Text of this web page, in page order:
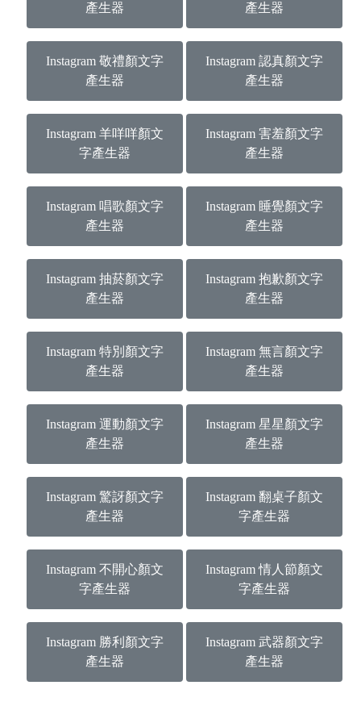
產生器
產生器
Instagram 敬禮顏文字
產生器
Instagram 認真顏文字
產生器
Instagram 羊咩咩顏文
字產生器
Instagram 害羞顏文字
產生器
Instagram 唱歌顏文字
產生器
Instagram 睡覺顏文字
產生器
Instagram 抽菸顏文字
產生器
Instagram 抱歉顏文字
產生器
Instagram 特別顏文字
產生器
Instagram 無言顏文字
產生器
Instagram 運動顏文字
產生器
Instagram 星星顏文字
產生器
Instagram 驚訝顏文字
產生器
Instagram 翻桌子顏文
字產生器
Instagram 不開心顏文
字產生器
Instagram 情人節顏文
字產生器
Instagram 勝利顏文字
產生器
Instagram 武器顏文字
產生器